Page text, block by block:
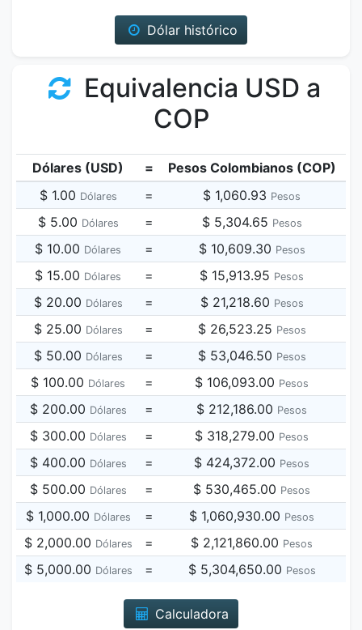
Dólar histórico
Equivalencia USD a
COP
Dólares (USD) =
Pesos Colombianos (COP)
$ 1.00 Dólares = $ 1,060.93 Pesos
$ 5.00 Dólares = $ 5,304.65 Pesos
$ 10.00 Dólares = $ 10,609.30 Pesos
$ 15.00 Dólares = $ 15,913.95 Pesos
$ 20.00 Dólares = $ 21,218.60 Pesos
$ 25.00 Dólares = $ 26,523.25 Pesos
$ 50.00 Dólares = $ 53,046.50 Pesos
$ 100.00 Dólares = $ 106,093.00 Pesos
$ 200.00 Dólares = $ 212,186.00 Pesos
$ 300.00 Dólares = $ 318,279.00 Pesos
$ 400.00 Dólares = $ 424,372.00 Pesos
$ 500.00 Dólares = $ 530,465.00 Pesos
$ 1,000.00 Dólares = $ 1,060,930.00 Pesos
$ 2,000.00 Dólares = $ 2,121,860.00 Pesos
$ 5,000.00 Dólares = $ 5,304,650.00 Pesos
Calculadora